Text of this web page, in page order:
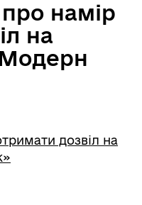
намір
на
дозвіл на